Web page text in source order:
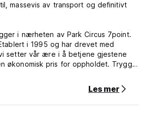
massevis av transport og definitivt
i nærheten av Park Circus 7point.
i 1995 og har drevet med
setter vår ære i å betjene gjestene
økonomisk pris for oppholdet. Trygg
Vi som selskap tror på
kundenes behov.
Les mer